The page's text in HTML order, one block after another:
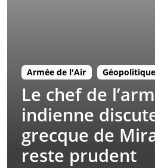
Armée de l'Air Géopolitique
Le chef de
indienne
grecque de
reste prudent